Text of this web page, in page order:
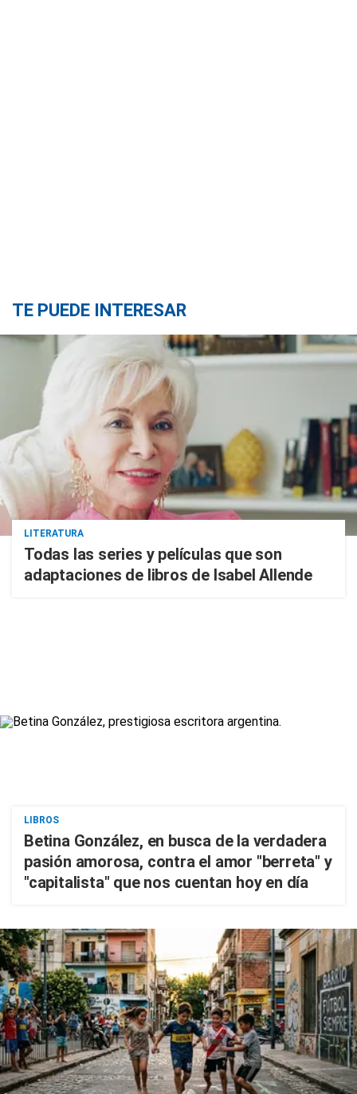
TE PUEDE INTERESAR
LITERATURA
Todas las series y películas que son
adaptaciones de libros de Isabel Allende
LIBROS
Betina González, en busca de la verdadera
pasión amorosa, contra el amor "berreta" y
"capitalista" que nos cuentan hoy en día